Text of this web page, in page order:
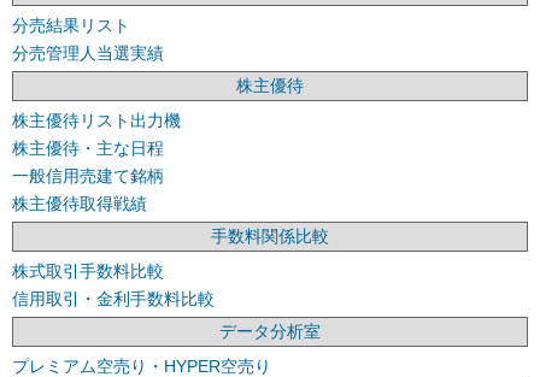
分売結果リスト
分売管理人当選実績
株主優待
株主優待リスト出力機
株主優待・主な日程
一般信用売建て銘柄
株主優待取得戦績
手数料関係比較
株式取引手数料比較
信用取引・金利手数料比較
データ分析室
プレミアム空売り・HYPER空売り